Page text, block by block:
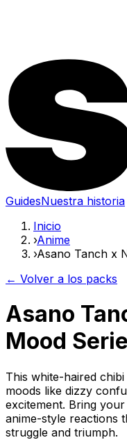
GuidesNuestra historia
Inicio
›Anime
›Asano Tanch x
← Volver a los packs
Asano
Mood
This white-haired
moods like dizzy
excitement. Bring
anime-style reactions
struggle and triumph.